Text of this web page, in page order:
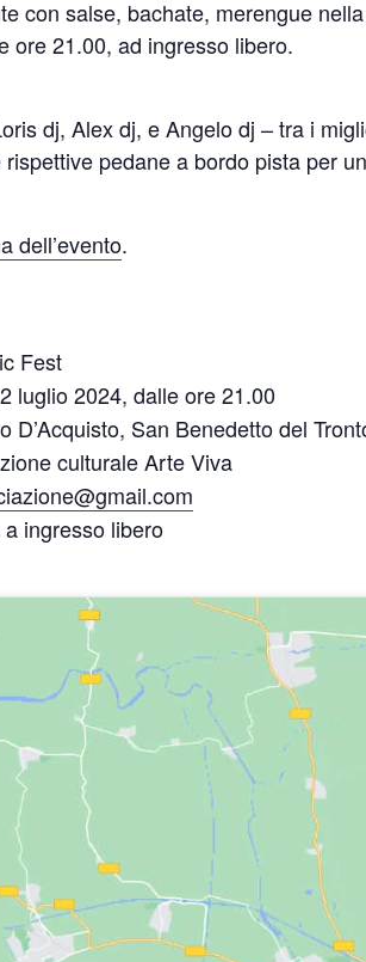
con salse, bachate, merengue
ore 21.00, ad ingresso libero.
dj, Alex dj, e Angelo dj – tra i
pedane a bordo pista per
dell’evento.
Fest
luglio 2024, dalle ore 21.00
D’Acquisto, San Benedetto del
culturale Arte Viva
ingresso libero